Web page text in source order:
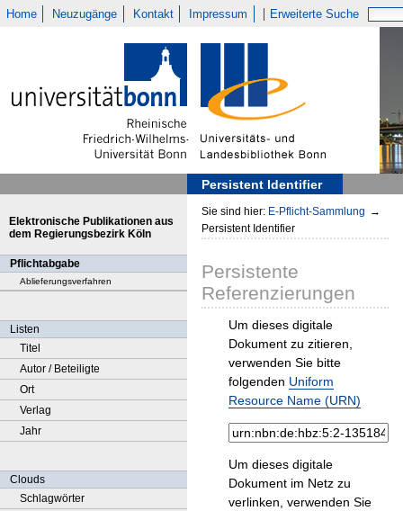
Home Neuzugänge Kontakt Impressum Erweiterte Suche
Persistent Identifier
Elektronische Publikationen aus
dem Regierungsbezirk Köln
Pflichtabgabe
Ablieferungsverfahren
Listen
Titel
Autor / Beteiligte
Ort
Verlag
Jahr
Clouds
Schlagwörter
Sie sind hier: E-Pflicht-Sammlung →
Persistent Identifier
Persistente
Referenzierungen
Um dieses digitale
Dokument zu zitieren,
verwenden Sie bitte
folgenden Uniform
Resource Name (URN)
Um dieses digitale
Dokument im Netz zu
verlinken, verwenden Sie